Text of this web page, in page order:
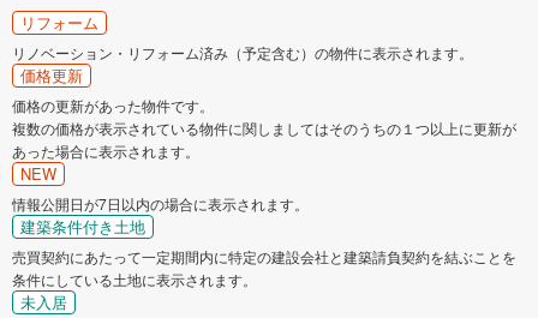
リフォーム
リノベーション・リフォーム済み（予定含む）の物件に表示されます。
価格更新
価格の更新があった物件です。
複数の価格が表示されている物件に関しましてはそのうちの１つ以上に更新が
あった場合に表示されます。
NEW
情報公開日が7日以内の場合に表示されます。
建築条件付き土地
売買契約にあたって一定期間内に特定の建設会社と建築請負契約を結ぶことを
条件にしている土地に表示されます。
未入居